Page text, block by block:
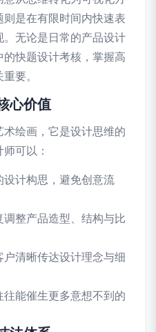
是在有限时间内快速表
无论是日常的产品设计
快题设计考核，掌握高
要。
心价值
绘画，它是设计思维的
可以：
设计构思，避免创意流
调整产品造型、结构与比
户清晰传达设计理念与细
往能催生更多意想不到的